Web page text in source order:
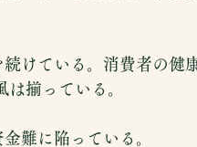
けている。消費者の健
揃っている。
難に陥っている。